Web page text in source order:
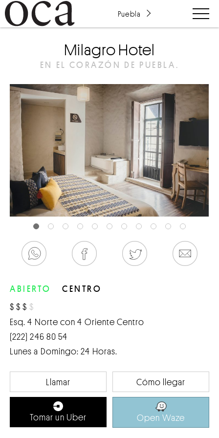
Puebla
Milagro Hotel
EN EL CORAZÓN DE PUEBLA.
ABIERTO CENTRO
$ $ $ $
Esq. 4 Norte con 4 Oriente Centro
(222) 246 80 54
Lunes a Domingo: 24 Horas.
Llamar Cómo llegar
Tomar un Uber Open Waze